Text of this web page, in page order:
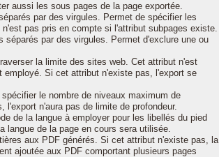
aussi les sous pages de la page exportée.
par des virgules. Permet de spécifier les
pas pris en compte si l'attribut subpages existe.
séparés par des virgules. Permet d'exclure une ou
la limite des sites web. Cet attribut n'est
employé. Si cet attribut n'existe pas, l'export se
le nombre de niveaux maximum de
l'export n'aura pas de limite de profondeur.
de la langue à employer pour les libellés du pied
langue de la page en cours sera utilisée.
aux PDF générés. Si cet attribut n'existe pas, la
ajoutée aux PDF comportant plusieurs pages